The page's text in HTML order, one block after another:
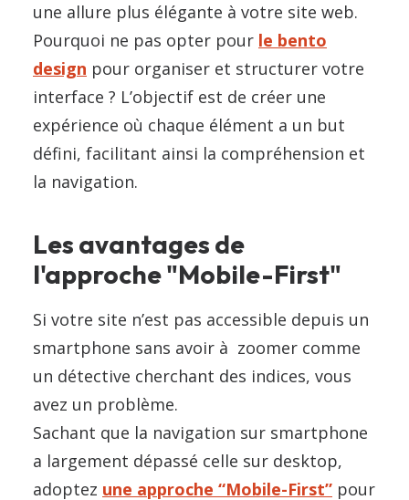
une allure plus élégante à votre site web.
Pourquoi ne pas opter pour le bento
design pour organiser et structurer votre
interface ? L’objectif est de créer une
expérience où chaque élément a un but
défini, facilitant ainsi la compréhension et
la navigation.
Les avantages de
l'approche "Mobile-First"
Si votre site n’est pas accessible depuis un
smartphone sans avoir à zoomer comme
un détective cherchant des indices, vous
avez un problème.
Sachant que la navigation sur smartphone
a largement dépassé celle sur desktop,
adoptez une approche “Mobile-First” pour